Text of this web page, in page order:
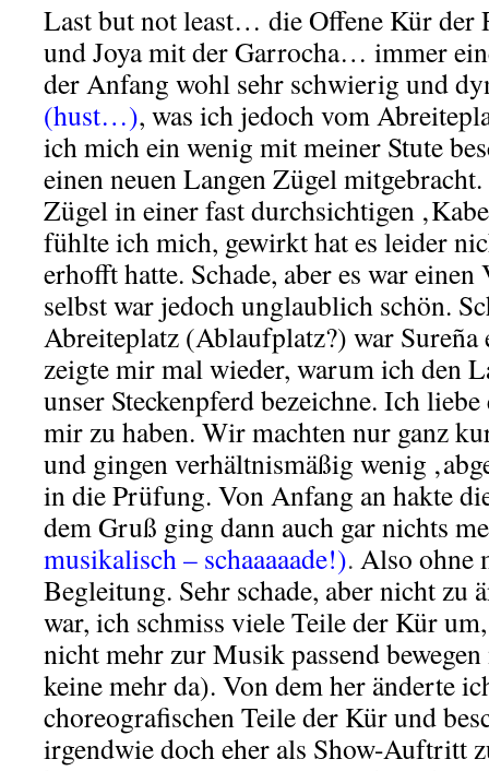
Last but not least… die Offene Kür der
und Joya mit der Garrocha… immer
der Anfang wohl sehr schwierig und
(hust…), was ich jedoch vom
ich mich ein wenig mit meiner Stute
einen neuen Langen Zügel
Zügel in einer fast durchsichtigen
fühlte ich mich, gewirkt hat es leider
erhofft hatte. Schade, aber es war
selbst war jedoch unglaublich schön.
Abreiteplatz (Ablaufplatz?) war
zeigte mir mal wieder, warum ich den
unser Steckenpferd bezeichne. Ich
mir zu haben. Wir machten nur ganz
und gingen verhältnismäßig wenig
in die Prüfung. Von Anfang an hakte
dem Gruß ging dann auch gar nichts
musikalisch – schaaaaade!). Also ohne
Begleitung. Sehr schade, aber nicht zu
war, ich schmiss viele Teile der Kür
nicht mehr zur Musik passend
keine mehr da). Von dem her änderte
choreografischen Teile der Kür und
irgendwie doch eher als Show-Auftritt